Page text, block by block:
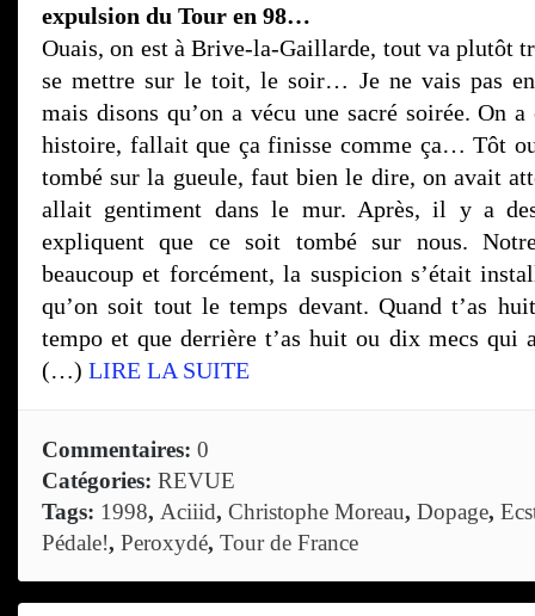
expulsion du Tour en 98…
Ouais, on est à Brive-la-Gaillarde, tout va plutôt
se mettre sur le toit, le soir… Je ne vais pas
mais disons qu’on a vécu une sacré soirée. On
histoire, fallait que ça finisse comme ça… Tôt
tombé sur la gueule, faut bien le dire, on avait
allait gentiment dans le mur. Après, il y a
expliquent que ce soit tombé sur nous.
beaucoup et forcément, la suspicion s’était
qu’on soit tout le temps devant. Quand t’as
tempo et que derrière t’as huit ou dix mecs
(…) LIRE LA SUITE
Commentaires: 0
Catégories: REVUE
Tags: 1998, Aciiid, Christophe Moreau, Dopage,
Pédale!, Peroxydé, Tour de France